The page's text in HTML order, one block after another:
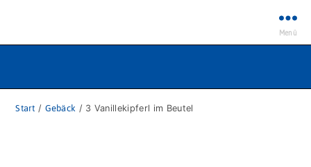
Menü
Start / Gebäck / 3 Vanillekipferl im Beutel